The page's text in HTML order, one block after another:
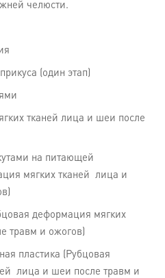
челюсти.
(один этап)
тканей лица и шеи после
на питающей
мягких тканей лица и
деформация мягких
травм и ожогов)
пластика (Рубцовая
лица и шеи после травм и